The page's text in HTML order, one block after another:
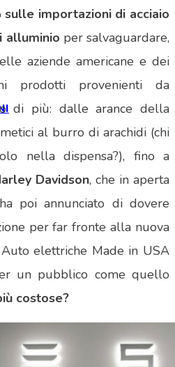
sulle importazioni di acciaio
alluminio per salvaguardare,
aziende americane e dei
prodotti provenienti da
di più: dalle arance della
al burro di arachidi (chi
nella dispensa?), fino a
Davidson, che in aperta
poi annunciato di dovere
per far fronte alla nuova
elettriche Made in USA
un pubblico come quello
costose?